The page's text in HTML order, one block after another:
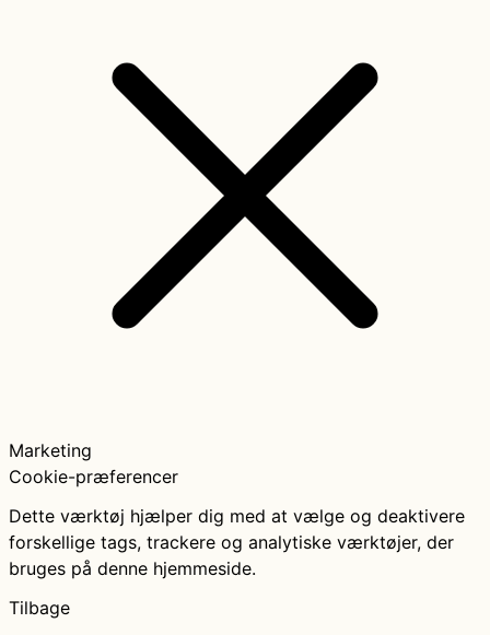
Marketing
Cookie-præferencer
Dette værktøj hjælper dig med at vælge og deaktivere
forskellige tags, trackere og analytiske værktøjer, der
bruges på denne hjemmeside.
Tilbage